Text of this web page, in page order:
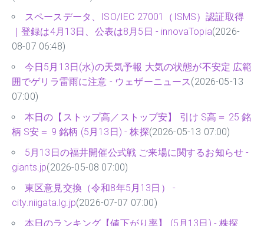
スペースデータ、ISO/IEC 27001（ISMS）認証取得
｜登録は4月13日、公表は8月5日 - innovaTopia(2026-
08-07 06:48)
今日5月13日(水)の天気予報 大気の状態が不安定 広範
囲でゲリラ雷雨に注意 - ウェザーニュース(2026-05-13
07:00)
本日の【ストップ高／ストップ安】 引け S高＝ 25 銘
柄 S安＝ 9 銘柄 (5月13日) - 株探(2026-05-13 07:00)
5月13日の福井開催公式戦 ご来場に関するお知らせ -
giants.jp(2026-05-08 07:00)
東区意見交換（令和8年5月13日） -
city.niigata.lg.jp(2026-07-07 07:00)
本日のランキング【値下がり率】 (5月13日) - 株探